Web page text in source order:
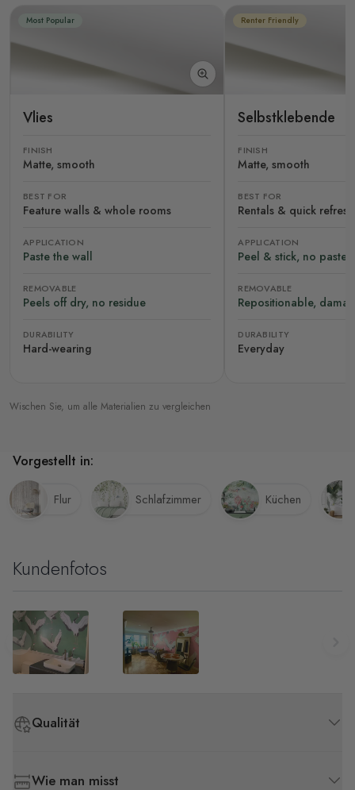
Most Popular
Vlies
FINISH
Matte, smooth
BEST FOR
Feature walls & whole rooms
APPLICATION
Paste the wall
REMOVABLE
Peels off dry, no residue
DURABILITY
Hard-wearing
Renter Friendly
Selbstklebende
FINISH
Matte, smooth
BEST FOR
Rentals & quick
APPLICATION
Peel & stick, no paste
REMOVABLE
Repositionable,
DURABILITY
Everyday
Wischen Sie, um alle Materialien zu vergleichen
Qualität
Wie man misst
Vorgestellt in:
Flur Schlafzimmer Küchen
Kundenfotos